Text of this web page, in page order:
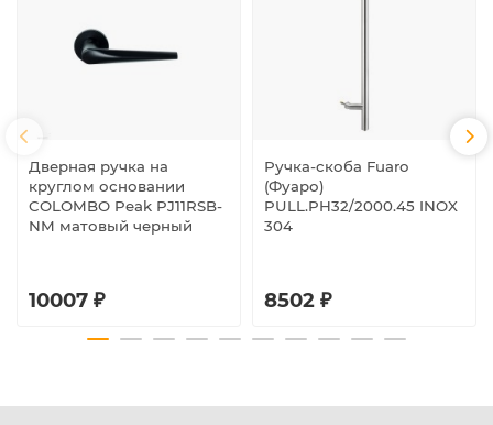
Дверная ручка на
круглом основании
COLOMBO Peak PJ11RSB-
NM матовый черный
10007 ₽
Ручка-скоба Fuaro
(Фуаро)
PULL.PH32/2000.45 INOX
304
8502 ₽